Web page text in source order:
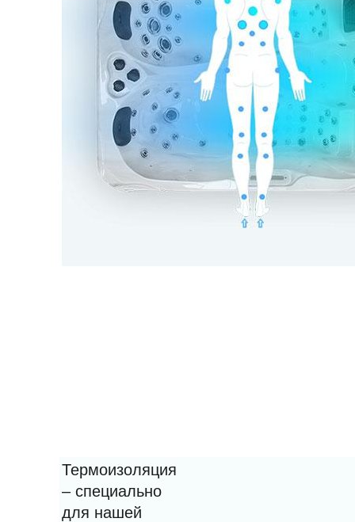
Термоизоляция
– специально
для нашей